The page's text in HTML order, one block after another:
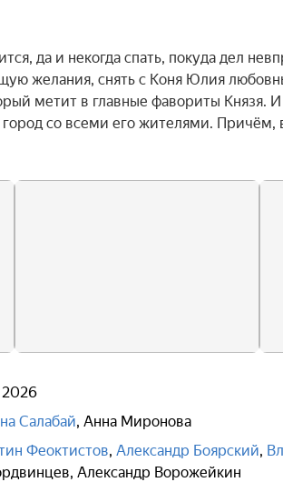
да и некогда спать, покуда дел
желания, снять с Коня Юлия
метит в главные фавориты Князя.
город со всеми его жителями.
Салабай, Анна Миронова
Феоктистов, Александр Боярский,
, Александр Ворожейкин